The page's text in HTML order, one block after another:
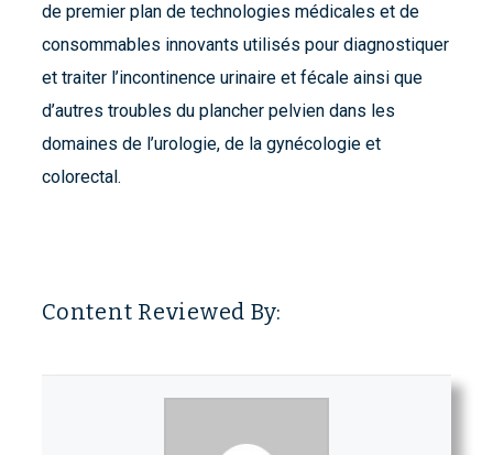
de premier plan de technologies médicales et de
consommables innovants utilisés pour diagnostiquer
et traiter l’incontinence urinaire et fécale ainsi que
d’autres troubles du plancher pelvien dans les
domaines de l’urologie, de la gynécologie et
colorectal.
Content Reviewed By: